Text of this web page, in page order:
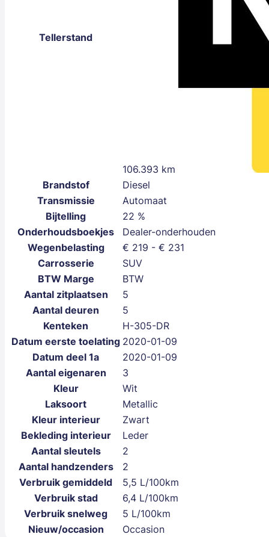
Tellerstand
106.393 km
Brandstof
Diesel
Transmissie
Automaat
Bijtelling
22 %
Onderhoudsboekjes
Dealer-onderhouden
Wegenbelasting
€ 219 - € 231
Carrosserie
SUV
BTW Marge
BTW
Aantal zitplaatsen
5
Aantal deuren
5
Kenteken
H-305-DR
Datum eerste toelating 2020-01-09
Datum deel 1a
2020-01-09
Aantal eigenaren
3
Kleur
Wit
Laksoort
Metallic
Kleur interieur
Zwart
Bekleding interieur
Leder
Aantal sleutels
2
Aantal handzenders
2
Verbruik gemiddeld
5,5 L/100km
Verbruik stad
6,4 L/100km
Verbruik snelweg
5 L/100km
Nieuw/occasion
Occasion